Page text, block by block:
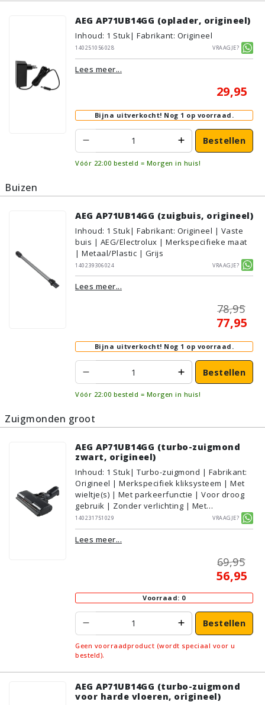
AEG AP71UB14GG (oplader, origineel)
Inhoud: 1 Stuk| Fabrikant: Origineel
140251056028
Vraagje?
Lees meer...
29,95
Bijna uitverkocht! Nog 1 op voorraad.
Bestellen
Vóór 22:00 besteld = Morgen in huis!
Buizen
AEG AP71UB14GG (zuigbuis, origineel)
Inhoud: 1 Stuk| Fabrikant: Origineel | Vaste
buis | AEG/Electrolux | Merkspecifieke maat
| Metaal/Plastic | Grijs
140239306024
Vraagje?
Lees meer...
78,95
77,95
Bijna uitverkocht! Nog 1 op voorraad.
Bestellen
Vóór 22:00 besteld = Morgen in huis!
Zuigmonden groot
AEG AP71UB14GG (turbo-zuigmond
zwart, origineel)
Inhoud: 1 Stuk| Turbo-zuigmond | Fabrikant:
Origineel | Merkspecifiek kliksysteem | Met
wieltje(s) | Met parkeerfunctie | Voor droog
gebruik | Zonder verlichting | Met
kliksysteem | Zwart | AEG/Electrolux |
Geschikt voor vloertype: Plavuizen/Tegels,
Parket/Laminaat, PVC/Vinyl,
140231751029 Vraagje?
Lees meer...
69,95
56,95
Voorraad: 0
Bestellen
Geen voorraadproduct (wordt speciaal voor u
besteld).
AEG AP71UB14GG (turbo-zuigmond
voor harde vloeren, origineel)